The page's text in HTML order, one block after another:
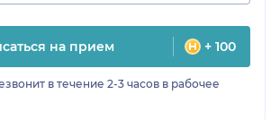
на прием + 100
в течение 2-3 часов в рабочее